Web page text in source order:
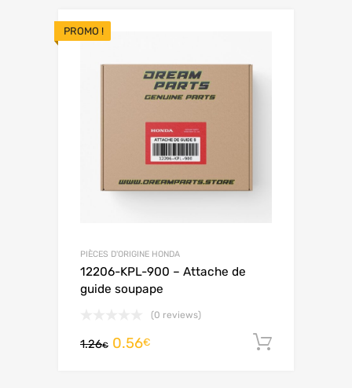
PROMO !
PIÈCES D'ORIGINE HONDA
12206-KPL-900 – Attache de
guide soupape
(0 reviews)
1.26€ 0.56€